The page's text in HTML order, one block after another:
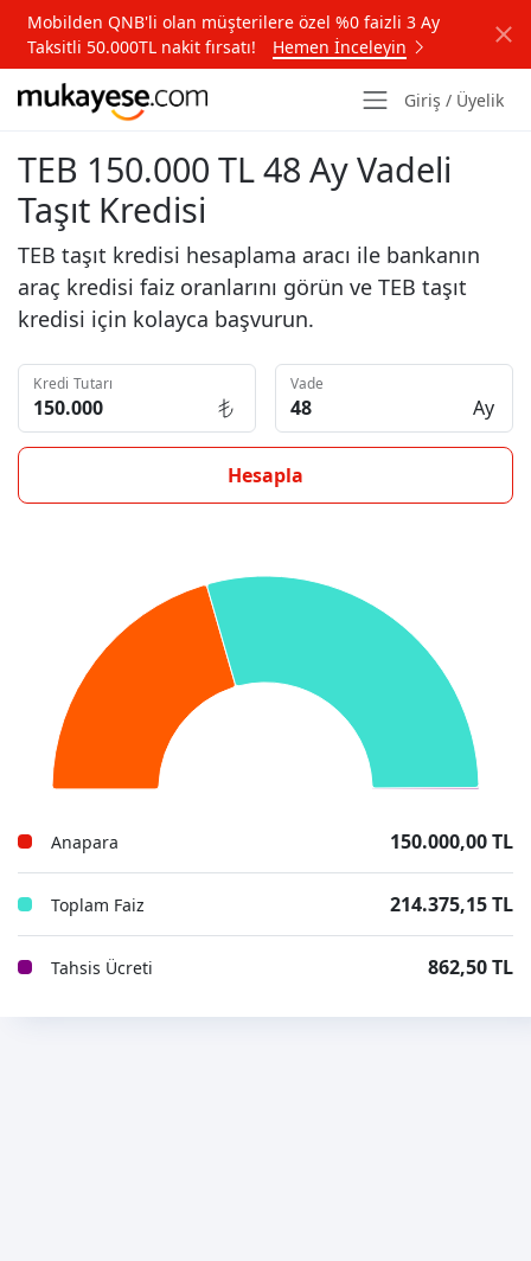
Mobilden QNB'li olan müşterilere özel %0 faizli 3 Ay
Taksitli 50.000TL nakit fırsatı!
Hemen İnceleyin
Giriş / Üyelik
TEB 150.000 TL 48 Ay Vadeli
Taşıt Kredisi
TEB taşıt kredisi hesaplama aracı ile bankanın
araç kredisi faiz oranlarını görün ve TEB taşıt
kredisi için kolayca başvurun.
Kredi Tutarı Vade
Ay
Hesapla
Anapara 150.000,00 TL
Toplam Faiz 214.375,15 TL
Tahsis Ücreti 862,50 TL